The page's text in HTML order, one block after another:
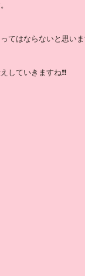
てはならないと思い
ていきますね❗️❗️